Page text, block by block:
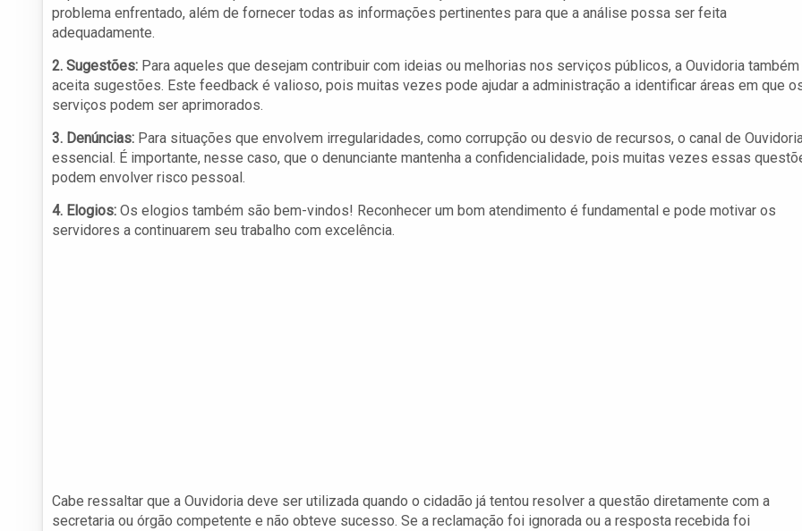
problema enfrentado, além de fornecer todas as informações pertinentes para que a análise possa ser feita
adequadamente.
2. Sugestões: Para aqueles que desejam contribuir com ideias ou melhorias nos serviços públicos, a Ouvidoria também
aceita sugestões. Este feedback é valioso, pois muitas vezes pode ajudar a administração a identificar áreas em que
serviços podem ser aprimorados.
3. Denúncias: Para situações que envolvem irregularidades, como corrupção ou desvio de recursos, o canal de
essencial. É importante, nesse caso, que o denunciante mantenha a confidencialidade, pois muitas vezes essas
podem envolver risco pessoal.
4. Elogios: Os elogios também são bem-vindos! Reconhecer um bom atendimento é fundamental e pode motivar os
servidores a continuarem seu trabalho com excelência.
Cabe ressaltar que a Ouvidoria deve ser utilizada quando o cidadão já tentou resolver a questão diretamente com a
secretaria ou órgão competente e não obteve sucesso. Se a reclamação foi ignorada ou a resposta recebida foi